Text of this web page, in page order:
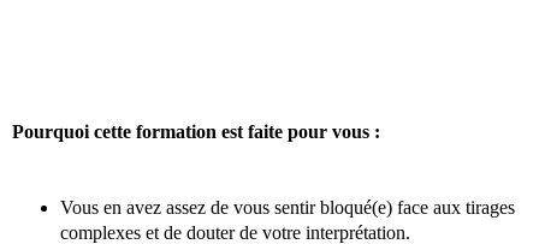
Pourquoi cette formation est faite pour vous :
Vous en avez assez de vous sentir bloqué(e) face aux tirages
complexes et de douter de votre interprétation.